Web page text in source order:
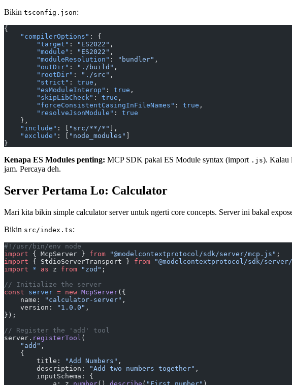
Bikin tsconfig.json:
{
    "compilerOptions"
: {
        "target"
: "ES2022" ,
        "module"
: "ES2022" ,
        "moduleResolution"
: "bundler" ,
        "outDir"
: "./build" ,
        "rootDir"
: "./src" ,
        "strict"
: true ,
        "esModuleInterop"
: true ,
        "skipLibCheck"
: true ,
        "forceConsistentCasingInFileNames"
: true ,
        "resolveJsonModule"
: true
    },
    "include"
: [ "src/**/*"
],
    "exclude"
: [ "node_modules"
}
Kenapa ES Modules penting: MCP SDK pakai ES Module syntax (import .js). Kalau
jam. Percaya deh.
Server Pertama Lo: Calculator
Mari kita bikin simple calculator server untuk ngerti core concepts. Server ini bakal
Bikin src/index.ts:
#!/usr/bin/env node
import { McpServer } from "@modelcontextprotocol/sdk/server/mcp.js" ;
import { StdioServerTransport } from "@modelcontextprotocol/sdk/
import * as z from "zod" ;
// Initialize the server
const server = new McpServer({
    name:
"calculator-server" ,
    version:
"1.0.0" ,
});
// Register the 'add' tool
server. registerTool (
    "add"
,
    {
        title:
"Add Numbers" ,
        description:
"Add two numbers together" ,
        inputSchema: {